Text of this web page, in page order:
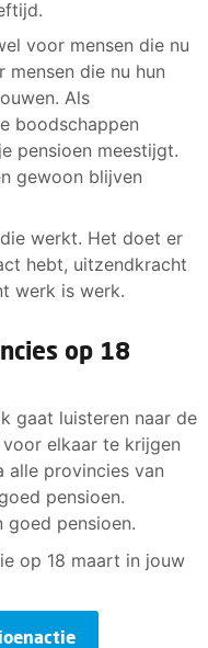
voor mensen die nu
mensen die nu hun
Als
boodschappen
pensioen meestijgt.
gewoon blijven
werkt. Het doet er
hebt, uitzendkracht
werk is werk.
op 18
gaat luisteren naar de
elkaar te krijgen
alle provincies van
pensioen.
goed pensioen.
op 18 maart in jouw